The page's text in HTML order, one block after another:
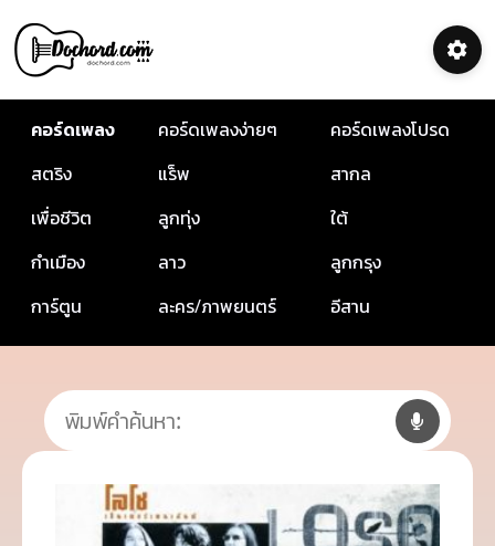
คอร์ดเพลง คอร์ดเพลงง่ายๆ
คอร์ดเพลงโปรด
สตริง
แร็พ
สากล
เพื่อชีวิต
ลูกทุ่ง
ใต้
กำเมือง
ลาว
ลูกกรุง
การ์ตูน
ละคร/ภาพยนตร์ อีสาน